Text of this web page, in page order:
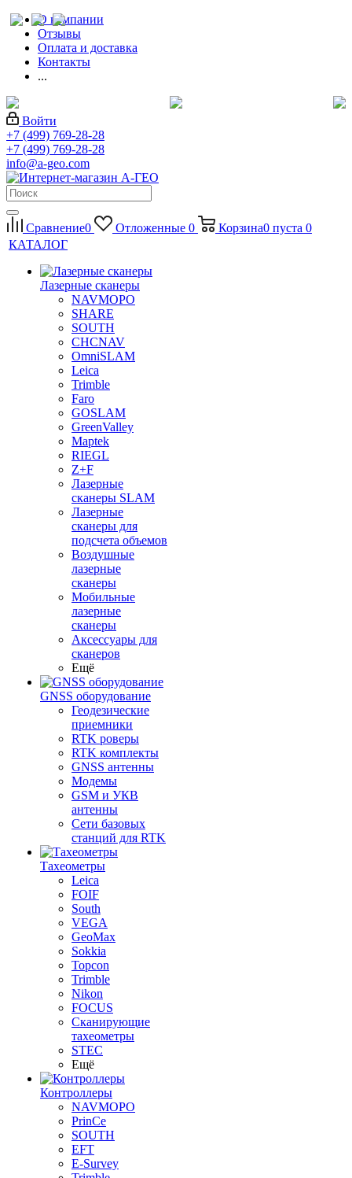
О компании
Отзывы
Оплата и доставка
Контакты
...
Войти
+7 (499) 769-28-28
+7 (499) 769-28-28
info@a-geo.com
Сравнение0 Отложенные 0 Корзина0 пуста 0
КАТАЛОГ
Лазерные сканеры
NAVMOPO
SHARE
SOUTH
CHCNAV
OmniSLAM
Leica
Trimble
Faro
GOSLAM
GreenValley
Maptek
RIEGL
Z+F
Лазерные
сканеры SLAM
Лазерные
сканеры для
подсчета объемов
Воздушные
лазерные
сканеры
Мобильные
лазерные
сканеры
Аксессуары для
сканеров
Ещё
GNSS оборудование
Геодезические
приемники
RTK роверы
RTK комплекты
GNSS антенны
Модемы
GSM и УКВ
антенны
Сети базовых
станций для RTK
Тахеометры
Leica
FOIF
South
VEGA
GeoMax
Sokkia
Topcon
Trimble
Nikon
FOCUS
Сканирующие
тахеометры
STEC
Ещё
Контроллеры
NAVMOPO
PrinCe
SOUTH
EFT
E-Survey